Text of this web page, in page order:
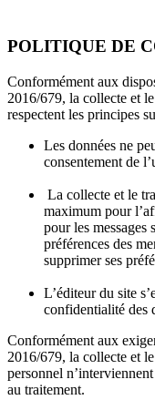
POLITIQUE DE
Conformément aux
2016/679, la collecte et
respectent les principes
Les données ne
consentement de
La collecte et le
maximum pour
pour les messages
préférences des
supprimer ses
L’éditeur du site
confidentialité des
Conformément aux
2016/679, la collecte et
personnel
au traitement.